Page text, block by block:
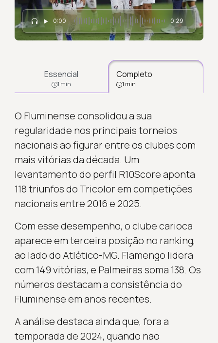
0:00 0:29
Essencial
1 min
Completo
1 min
O Fluminense consolidou a sua
regularidade nos principais torneios
nacionais ao figurar entre os clubes com
mais vitórias da década. Um
levantamento do perfil R10Score aponta
118 triunfos do Tricolor em competições
nacionais entre 2016 e 2025.
Com esse desempenho, o clube carioca
aparece em terceira posição no ranking,
ao lado do Atlético-MG. Flamengo lidera
com 149 vitórias, e Palmeiras soma 138. Os
números destacam a consistência do
Fluminense em anos recentes.
A análise destaca ainda que, fora a
temporada de 2024, quando não